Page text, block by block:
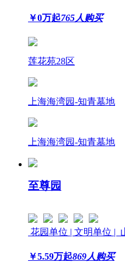
￥0万起765人购买
莲花苑28区
上海海湾园-知青墓地
上海海湾园-知青墓地
至尊园
花园单位 | 文明单位 |
￥5.59万起869人购买